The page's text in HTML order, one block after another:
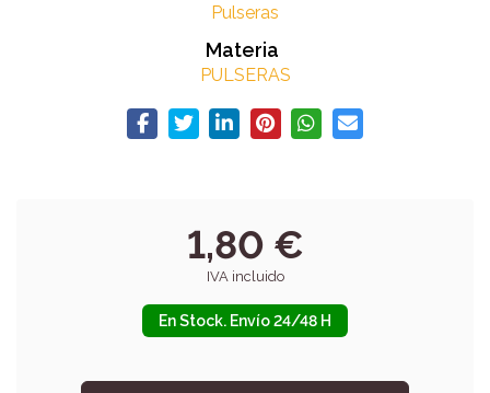
Pulseras
Materia
PULSERAS
1,80 €
IVA incluido
En Stock. Envío 24/48 H